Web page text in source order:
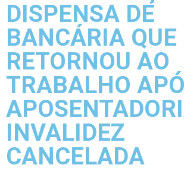
DISPENSA DE
BANCÁRIA QUE
RETORNOU AO
TRABALHO
INVALIDEZ
CANCELADA